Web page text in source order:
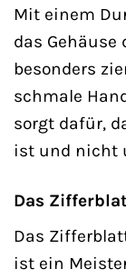
Mit einem
das Gehäuse
besonders
schmale
sorgt dafür,
ist und nicht
Das
Das
ist ein